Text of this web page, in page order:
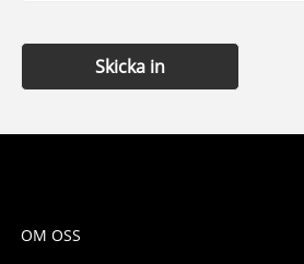
Skicka in
OM OSS